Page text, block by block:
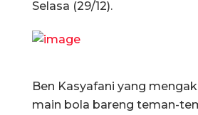
Selasa (29/12).
Ben Kasyafani yang
main bola bareng teman-